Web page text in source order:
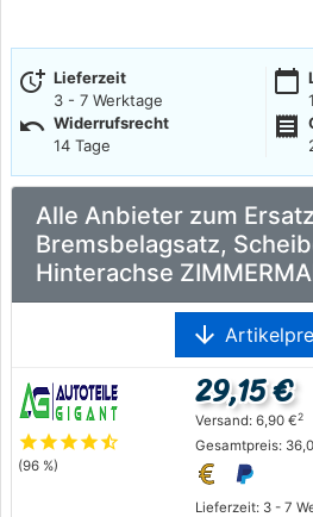
more_time Lieferzeit
3 - 7 Werktage
calendar_today
undo Widerrufsrecht
14 Tage
receipt
Alle Anbieter zum
Bremsbelagsatz,
Hinterachse
arrow_downward
starstarstarstarstar_half
(96 %)
Lieferzeit: 3 - 7
29,15 €
Versand: 6,90 €2
Gesamtpreis: